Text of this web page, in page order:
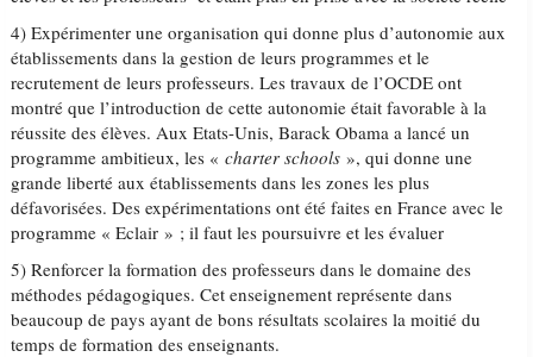
4) Expérimenter une organisation qui donne plus d’autonomie aux
établissements dans la gestion de leurs programmes et le
recrutement de leurs professeurs. Les travaux de l’OCDE ont
montré que l’introduction de cette autonomie était favorable à la
réussite des élèves. Aux Etats-Unis, Barack Obama a lancé un
programme ambitieux, les «charter schools », qui donne une
grande liberté aux établissements dans les zones les plus
défavorisées. Des expérimentations ont été faites en France avec le
programme « Eclair » ; il faut les poursuivre et les évaluer
5) Renforcer la formation des professeurs dans le domaine des
méthodes pédagogiques. Cet enseignement représente dans
beaucoup de pays ayant de bons résultats scolaires la moitié du
temps de formation des enseignants.